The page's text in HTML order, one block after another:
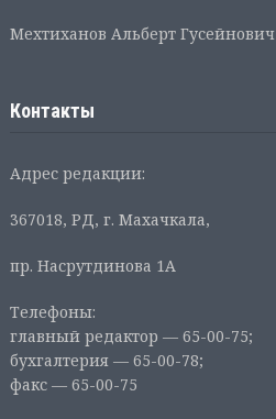
Мехтиханов Альберт Гусейнович
Контакты
Адрес редакции:
367018, РД, г. Махачкала,
пр. Насрутдинова 1А
Телефоны:
главный редактор — 65-00-75;
бухгалтерия — 65-00-78;
факс — 65-00-75